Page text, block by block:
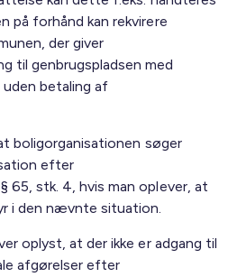
på forhånd kan rekvirere
der giver
til genbrugspladsen med
betaling af
boligorganisationen søger
efter
65, stk. 4, hvis man oplever, at
i den nævnte situation.
oplyst, at der ikke er adgang til
afgørelser efter